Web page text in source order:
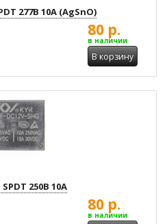
277В 10А (AgSnO)
80 р.
в наличии
В корзину
SPDT 250В 10А
80 р.
в наличии